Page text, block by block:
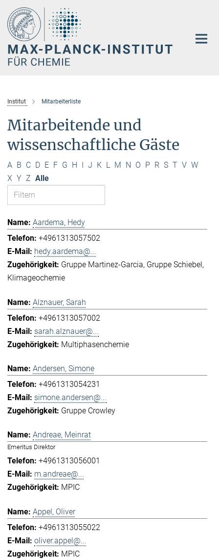
Hauptinhalt
Institut Mitarbeiterliste
Mitarbeitende und
wissenschaftliche Gäste
A B C D E F G H I J K L M N O P R S T V W
X Y Z Alle
Aardema, Hedy
+4961313057502
hedy.aardema@...
Gruppe Martinez-Garcia Gruppe Schiebel
Klimageochemie
Alznauer, Sarah
+4961313057002
sarah.alznauer@...
Multiphasenchemie
Andersen, Simone
+4961313054231
simone.andersen@...
Gruppe Crowley
Andreae, Meinrat
Emeritus Direktor
+4961313056001
m.andreae@...
MPIC
Appel, Oliver
+4961313055022
oliver.appel@...
MPIC